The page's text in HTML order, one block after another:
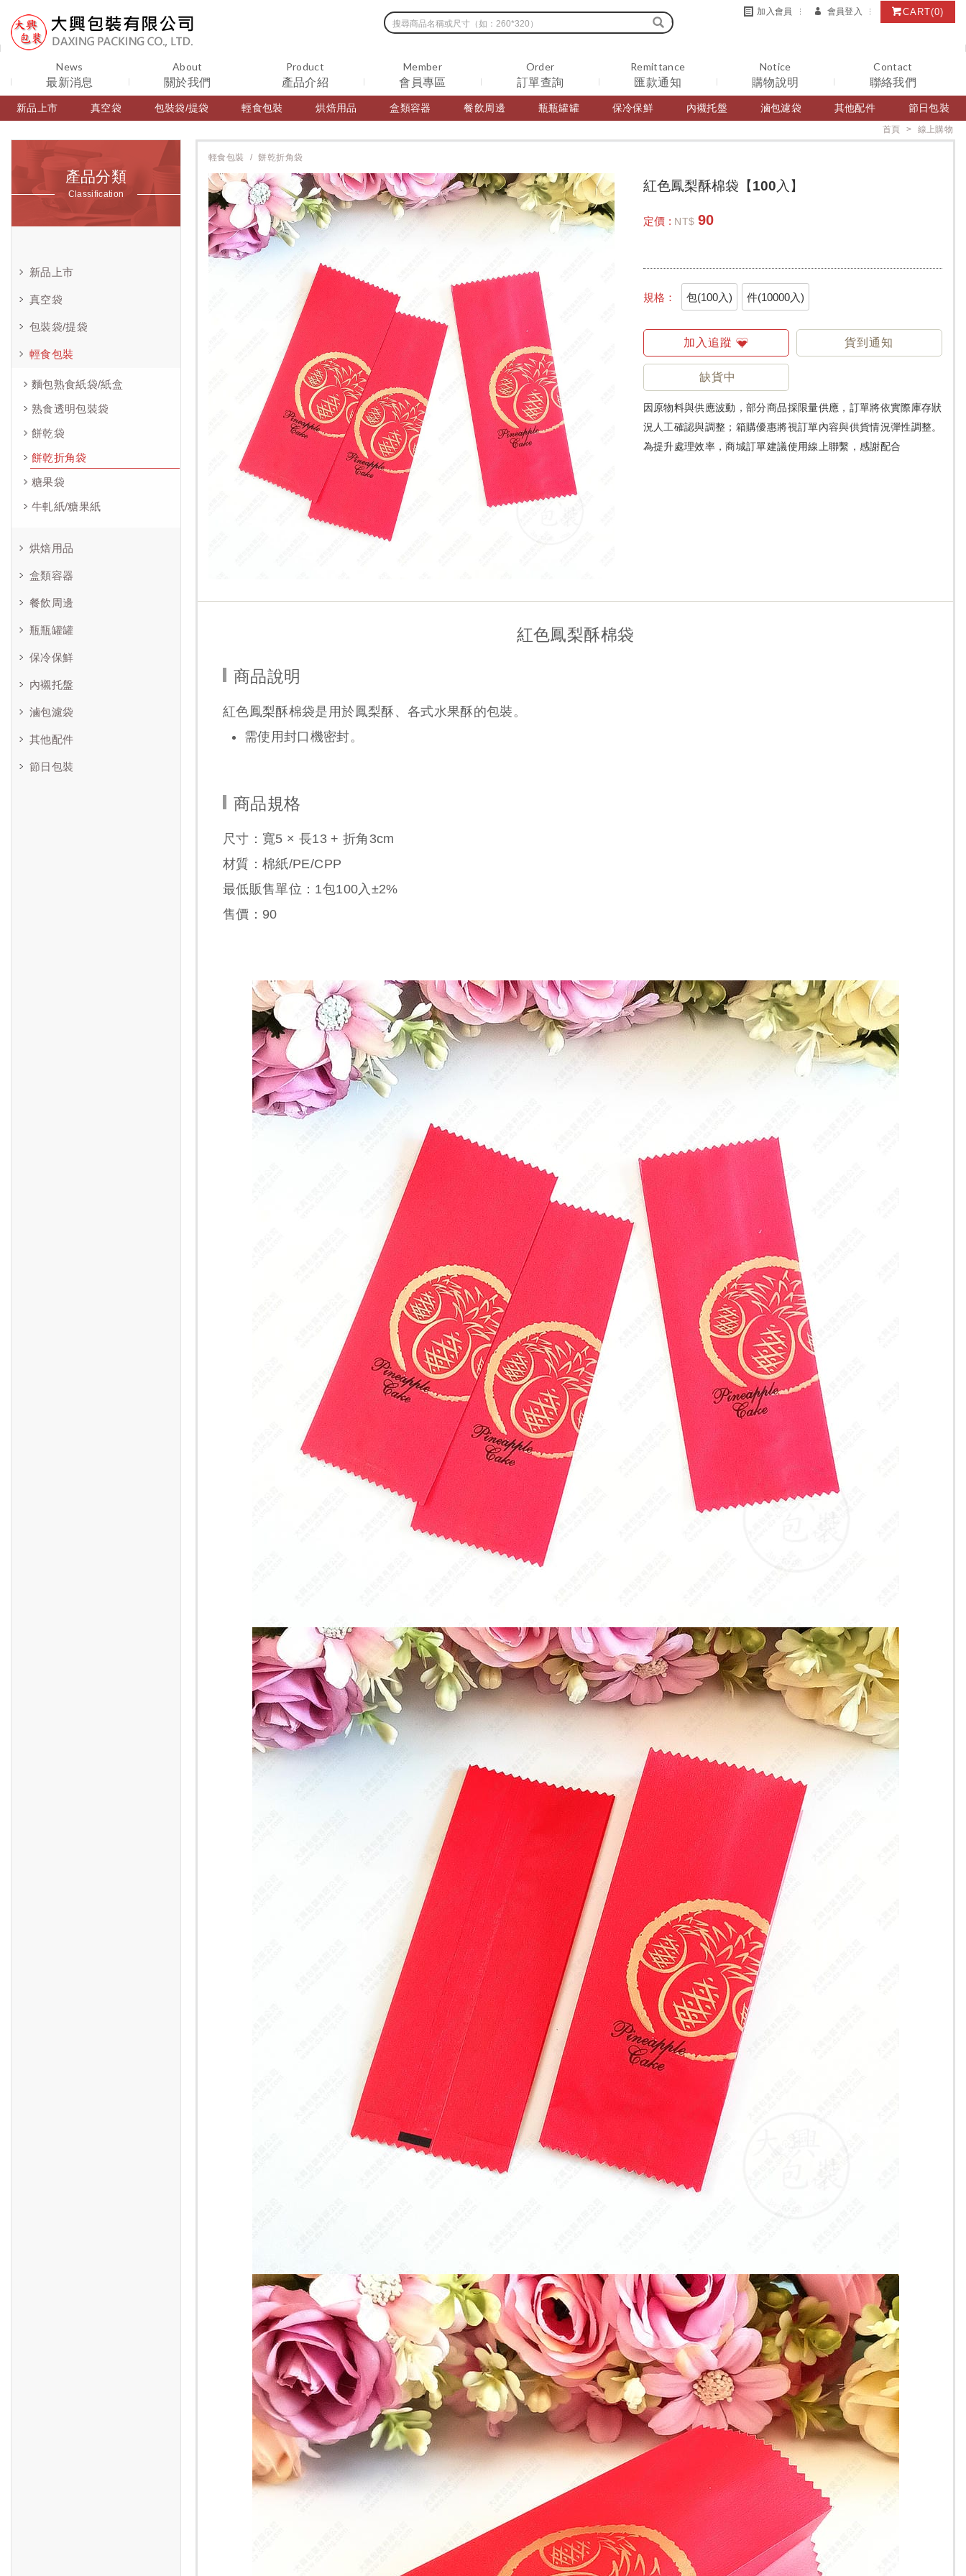
加入會員 會員登入 CART(0)
News
最新消息
About
關於我們
Product
產品介紹
新品上市 真空袋 包裝袋/提袋 輕食包裝 烘焙用品 盒類容器 餐飲周邊 瓶瓶罐罐 保冷保鮮 內襯托盤 滷包濾袋 其他配件 節日包裝
Member
會員專區
Order
訂單查詢
Remittance
匯款通知
Notice
購物說明
Contact
聯絡我們
產品分類
Classification
新品上市
真空袋
包裝袋/提袋
輕食包裝
麵包熟食紙袋/紙盒
熟食透明包裝袋
餅乾袋
餅乾折角袋
糖果袋
牛軋紙/糖果紙
烘焙用品
盒類容器
餐飲周邊
瓶瓶罐罐
保冷保鮮
內襯托盤
滷包濾袋
其他配件
節日包裝
首頁 線上購物
輕食包裝 餅乾折角袋
紅色鳳梨酥棉袋【100入】
定價 : NT$ 90
規格： 包(100入) 件(10000入)
加入追蹤 貨到通知
缺貨中
因原物料與供應波動，部分商品採限量供應，訂單將依實際庫存狀
況人工確認與調整；箱購優惠將視訂單內容與供貨情況彈性調整。
為提升處理效率，商城訂單建議使用線上聯繫，感謝配合
紅色鳳梨酥棉袋
商品說明
紅色鳳梨酥棉袋是用於鳳梨酥、各式水果酥的包裝。
需使用封口機密封。
商品規格
尺寸：寬5 × 長13 + 折角3cm
材質：棉紙/PE/CPP
最低販售單位：1包100入±2%
售價： 90